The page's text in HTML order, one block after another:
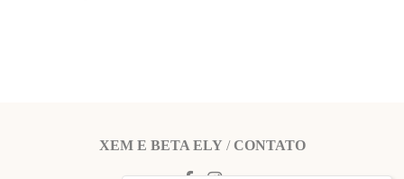
XEM E BETA ELY /CONTATO